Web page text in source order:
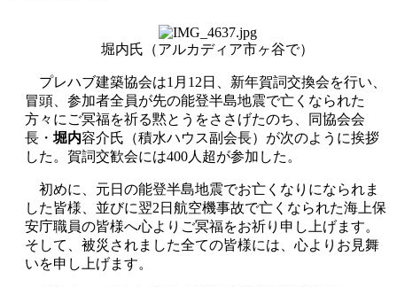
堀内氏（アルカディア市ヶ谷で）
プレハブ建築協会は1月12日、新年賀詞交換会を行い、
冒頭、参加者全員が先の能登半島地震で亡くなられた
方々にご冥福を祈る黙とうをささげたのち、同協会会
長・ 堀内容介氏（積水ハウス副会長）が次のように挨拶
した。賀詞交歓会には400人超が参加した。
初めに、元日の能登半島地震でお亡くなりになられま
した皆様、並びに翌2日航空機事故で亡くなられた海上保
安庁職員の皆様へ心よりご冥福をお祈り申し上げます。
そして、被災されました全ての皆様には、心よりお見舞
いを申し上げます。